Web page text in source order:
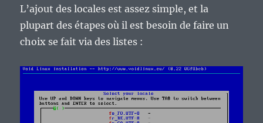
L’ajout des locales est assez simple, et la
plupart des étapes où il est besoin de faire un
choix se fait via des listes :